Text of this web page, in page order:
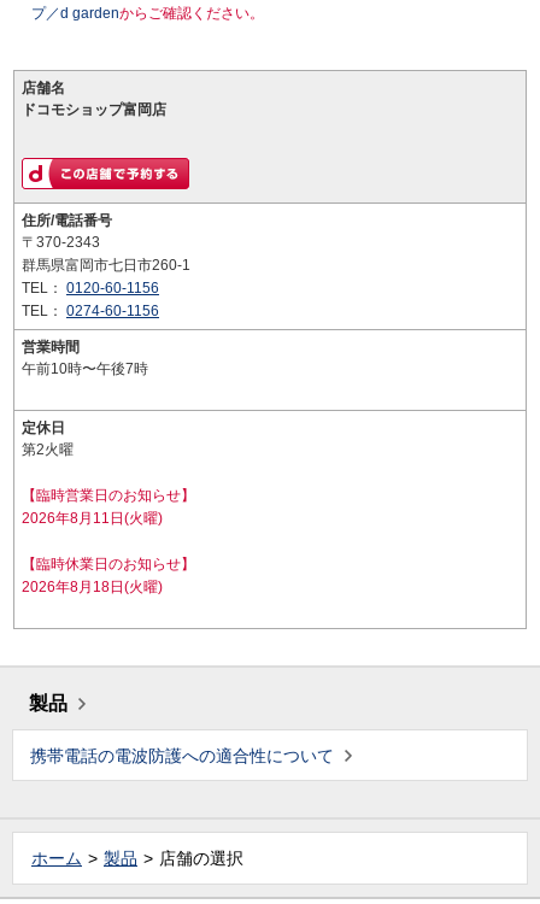
プ／d gardenからご確認ください。
店舗名
ドコモショップ富岡店
住所/電話番号
〒370-2343
群馬県富岡市七日市260-1
TEL： 0120-60-1156
TEL： 0274-60-1156
営業時間
午前10時〜午後7時
定休日
第2火曜
【臨時営業日のお知らせ】
2026年8月11日(火曜)
【臨時休業日のお知らせ】
2026年8月18日(火曜)
製品
携帯電話の電波防護への適合性について
ホーム 製品 店舗の選択